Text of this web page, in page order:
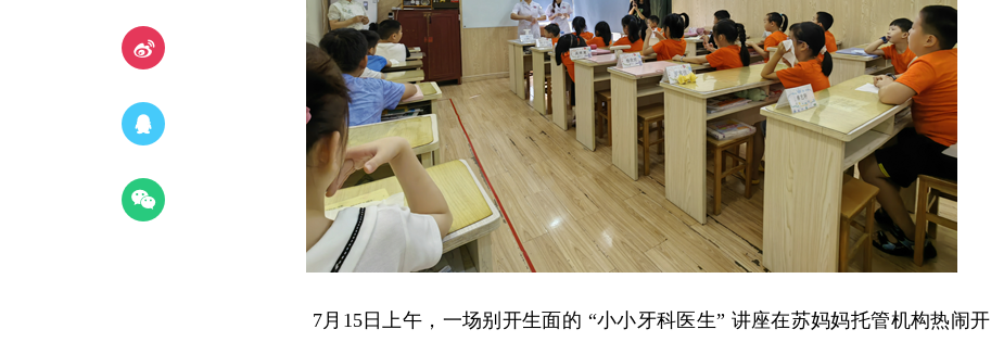
7月15日上午，一场别开生面的 “小小牙科医生” 讲座在苏妈妈托管机构热闹开